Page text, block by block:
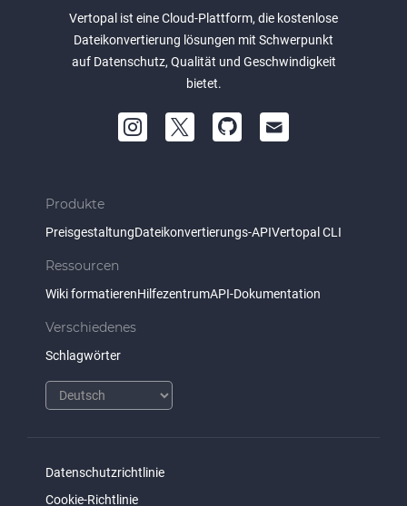
Vertopal ist eine Cloud-Plattform, die kostenlose
Dateikonvertierung lösungen mit Schwerpunkt
auf Datenschutz, Qualität und Geschwindigkeit
bietet.
Produkte
PreisgestaltungDateikonvertierungs-APIVertopal CLI
Ressourcen
Wiki formatierenHilfezentrumAPI-Dokumentation
Verschiedenes
Schlagwörter
Datenschutzrichtlinie
Cookie-Richtlinie